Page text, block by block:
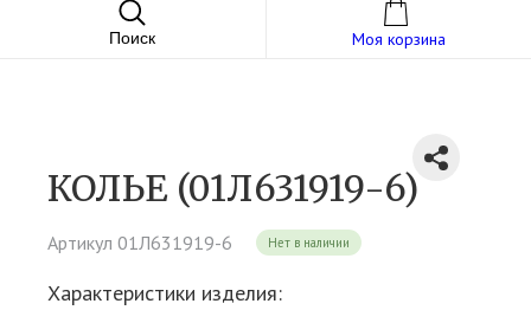
Поиск Моя корзина
КОЛЬЕ (01Л631919-6)
Артикул 01Л631919-6 Нет в наличии
Характеристики изделия: